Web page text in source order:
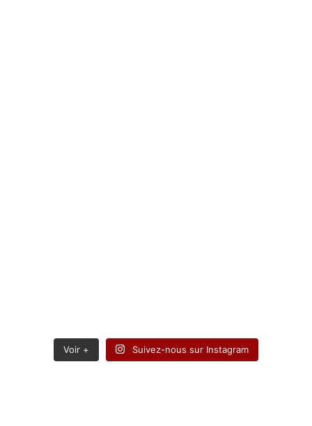
Voir + Suivez-nous sur Instagram